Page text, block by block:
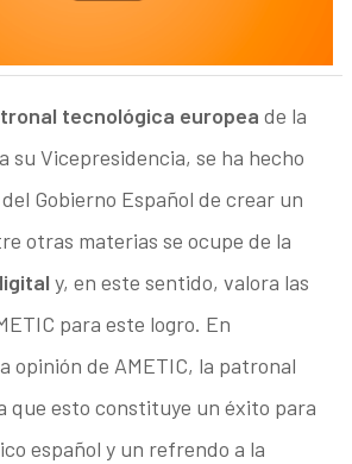
tecnológica europea de la
su Vicepresidencia, se ha hecho
Gobierno Español de crear un
otras materias se ocupe de la
y, en este sentido, valora las
para este logro. En
opinión de AMETIC, la patronal
que esto constituye un éxito para
español y un refrendo a la